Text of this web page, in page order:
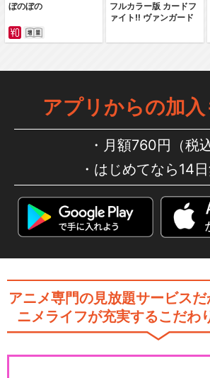
ぼのぼの
フルカラー版 カードフ
ァイト‼ ヴァンガード
アプリからの加入
月額760円（税込
はじめてなら14
アニメ専門の見放題サービスだ
ニメライフが充実するこだわ